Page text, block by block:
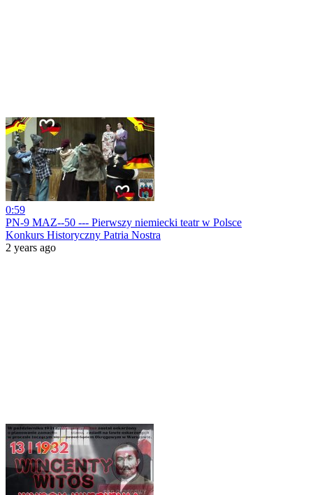
0:59
PN-9 MAZ--50 --- Pierwszy niemiecki teatr w Polsce
Konkurs Historyczny Patria Nostra
2 years ago